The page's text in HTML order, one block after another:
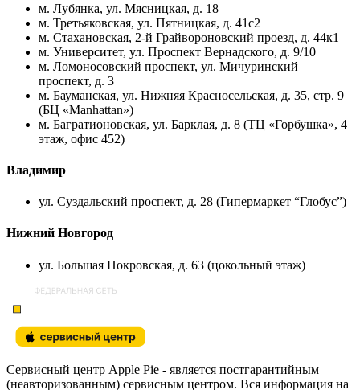
м. Лубянка, ул. Мясницкая, д. 18
м. Третьяковская, ул. Пятницкая, д. 41с2
м. Стахановская, 2-й Грайвороновский проезд, д. 44к1
м. Университет, ул. Проспект Вернадского, д. 9/10
м. Ломоносовский проспект, ул. Мичуринский
проспект, д. 3
м. Бауманская, ул. Нижняя Красносельская, д. 35, стр. 9
(БЦ «Manhattan»)
м. Багратионовская, ул. Барклая, д. 8 (ТЦ «Горбушка», 4
этаж, офис 452)
Владимир
ул. Суздальский проспект, д. 28 (Гипермаркет “Глобус”)
Нижний Новгород
ул. Большая Покровская, д. 63 (цокольный этаж)
Сервисный центр Apple Pie - является постгарантийным
(неавторизованным) сервисным центром. Вся информация на